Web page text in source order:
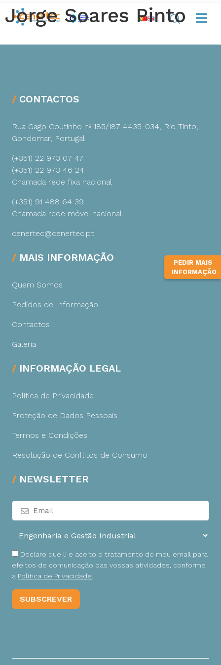
PEDIR MAIS
INFORMAÇÃO
Jorge Soares Pinto
CONTACTOS
Rua Gago Coutinho nº 185/187 4435-034, Rio Tinto,
Gondomar, Portugal
(+351) 22 973 07 47
(+351) 22 973 46 24
Chamada rede fixa nacional
(+351) 91 488 64 39
Chamada rede móvel nacional
cenertec@cenertec.pt
MAIS INFORMAÇÃO
Quem Somos
Pedidos de Informação
Contactos
Galeria
INFORMAÇÃO LEGAL
Política de Privacidade
Proteção de Dados Pessoais
Termos e Condições
Resolução de Conflitos de Consumo
NEWSLETTER
Declaro que li e aceito o tratamento do meu email para
efeitos de comunicação das vossas atividades, conforme
a Política de Privacidade